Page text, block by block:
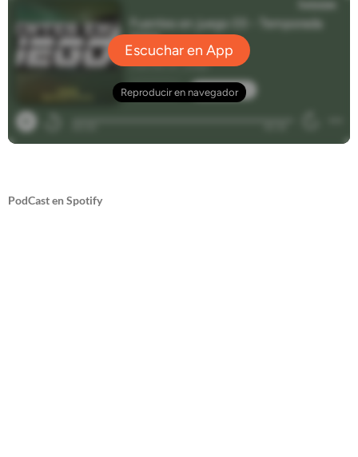
PodCast en Spotify